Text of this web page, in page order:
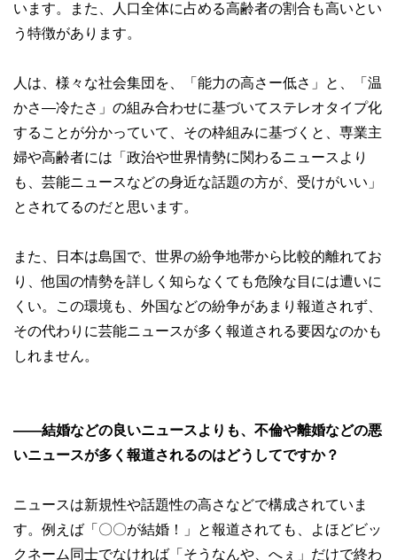
います。また、人口全体に占める高齢者の割合も高いとい
う特徴があります。
人は、様々な社会集団を、「能力の高さー低さ」と、「温
かさ―冷たさ」の組み合わせに基づいてステレオタイプ化
することが分かっていて、その枠組みに基づくと、専業主
婦や高齢者には「政治や世界情勢に関わるニュースより
も、芸能ニュースなどの身近な話題の方が、受けがいい」
とされてるのだと思います。
また、日本は島国で、世界の紛争地帯から比較的離れてお
り、他国の情勢を詳しく知らなくても危険な目には遭いに
くい。この環境も、外国などの紛争があまり報道されず、
その代わりに芸能ニュースが多く報道される要因なのかも
しれません。
――結婚などの良いニュースよりも、不倫や離婚などの悪
いニュースが多く報道されるのはどうしてですか？
ニュースは新規性や話題性の高さなどで構成されていま
す。例えば「〇〇が結婚！」と報道されても、よほどビッ
クネーム同士でなければ「そうなんや、へぇ」だけで終わ